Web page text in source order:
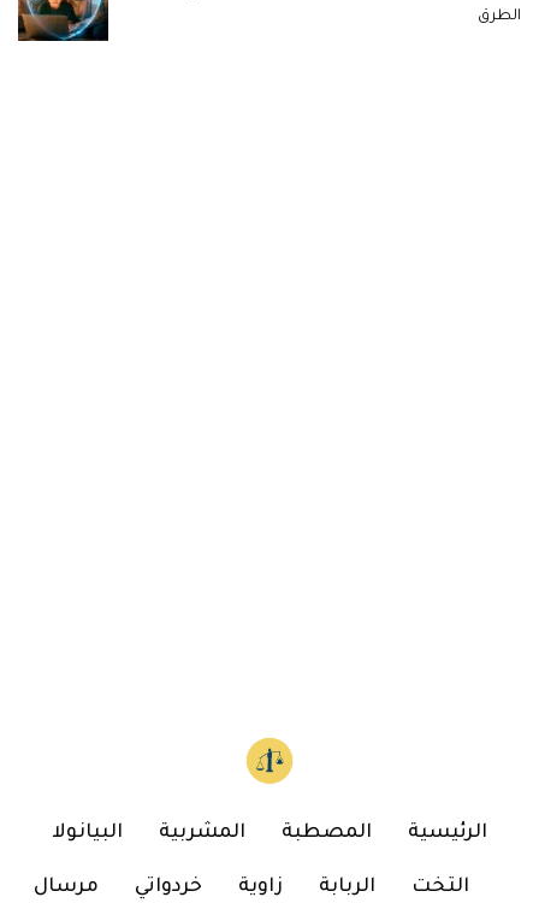
الطرق
الرئيسية المصطبة المشربية البيانولا
التخت الربابة زاوية خردواتي مرسال